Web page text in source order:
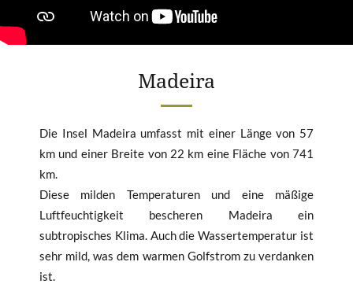
Madeira
Die Insel Madeira umfasst mit einer Länge von 57
km und einer Breite von 22 km eine Fläche von 741
km.
Diese milden Temperaturen und eine mäßige
Luftfeuchtigkeit bescheren Madeira ein
subtropisches Klima. Auch die Wassertemperatur ist
sehr mild, was dem warmen Golfstrom zu verdanken
ist.